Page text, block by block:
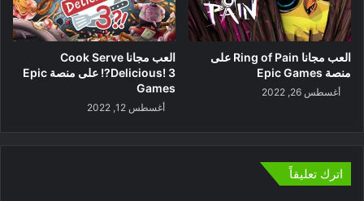
العب مجانا Ring of Pain على
منصة Epic Games
أغسطس 26, 2022
العب مجانا Cook Serve
Delicious! 3?! على منصة Epic
Games
أغسطس 12, 2022
اترك تعليقاً